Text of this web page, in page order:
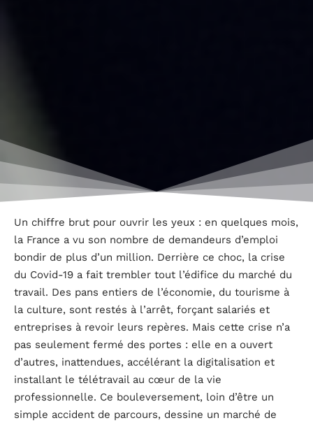
Un chiffre brut pour ouvrir les yeux : en quelques mois,
la France a vu son nombre de demandeurs d’emploi
bondir de plus d’un million. Derrière ce choc, la crise
du Covid-19 a fait trembler tout l’édifice du marché du
travail. Des pans entiers de l’économie, du tourisme à
la culture, sont restés à l’arrêt, forçant salariés et
entreprises à revoir leurs repères. Mais cette crise n’a
pas seulement fermé des portes : elle en a ouvert
d’autres, inattendues, accélérant la digitalisation et
installant le télétravail au cœur de la vie
professionnelle. Ce bouleversement, loin d’être un
simple accident de parcours, dessine un marché de